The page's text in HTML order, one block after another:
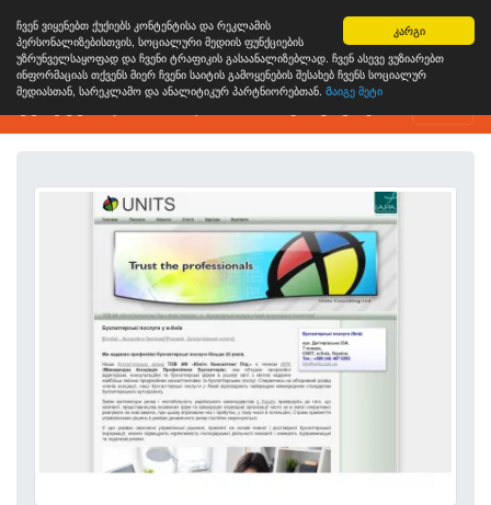
კარგი
ჩვენ ვიყენებთ ქუქიებს კონტენტისა და რეკლამის
პერსონალიზებისთვის, სოციალური მედიის ფუნქციების
უზრუნველსაყოფად და ჩვენი ტრაფიკის გასაანალიზებლად. ჩვენ ასევე ვუზიარებთ
ინფორმაციას თქვენს მიერ ჩვენი საიტის გამოყენების შესახებ ჩვენს სოციალურ
მედიასთან, სარეკლამო და ანალიტიკურ პარტნიორებთან. Გაიგე მეტი
ვებგვერდის ანალიზის ინსტრუმენტი